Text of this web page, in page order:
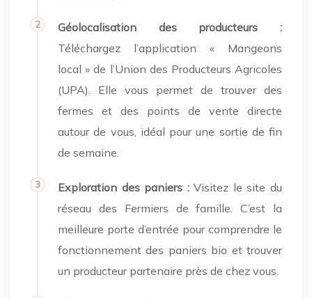
Géolocalisation des producteurs :
Téléchargez l’application « Mangeons
local » de l’Union des Producteurs Agricoles
(UPA). Elle vous permet de trouver des
fermes et des points de vente directe
autour de vous, idéal pour une sortie de fin
de semaine.
Exploration des paniers :Visitez le site du
réseau des Fermiers de famille. C’est la
meilleure porte d’entrée pour comprendre le
fonctionnement des paniers bio et trouver
un producteur partenaire près de chez vous.